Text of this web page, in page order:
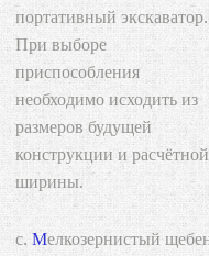
портативный экскаватор.
При выборе
приспособления
необходимо исходить из
размеров будущей
конструкции и расчётной
ширины.
Мелкозернистый щебень